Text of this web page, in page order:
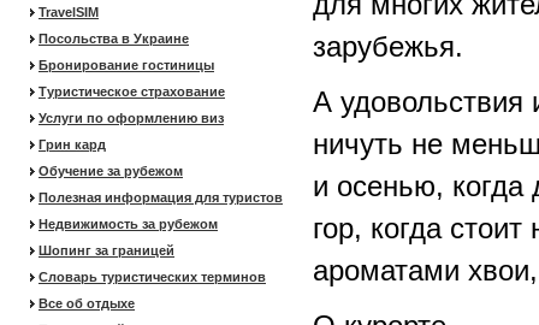
TravelSIM
Посольства в Украине
Бронирование гостиницы
Туристическое страхование
Услуги по оформлению виз
Грин кард
Обучение за рубежом
Полезная информация для туристов
Недвижимость за рубежом
Шопинг за границей
Словарь туристических терминов
Все об отдыхе
зарубежья.
А удовольствия
ничуть не
и осенью, когда
гор, когда
ароматами